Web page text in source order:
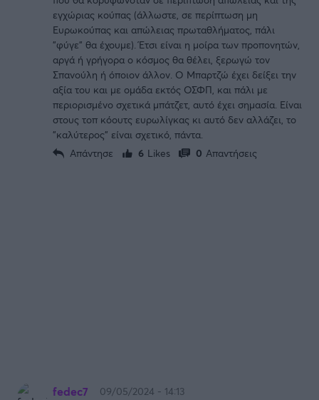
εγχώριας κούπας (άλλωστε, σε περίπτωση μη
Ευρωκούπας και απώλειας πρωταθλήματος, πάλι
"φύγε" θα έχουμε). Έτσι είναι η μοίρα των προπονητών,
αργά ή γρήγορα ο κόσμος θα θέλει, ξερωγώ τον
Σπανούλη ή όποιον άλλον. Ο Μπαρτζώ έχει δείξει την
αξία του και με ομάδα εκτός ΟΣΦΠ, και πάλι με
περιορισμένο σχετικά μπάτζετ, αυτό έχει σημασία. Είναι
στους τοπ κόουτς ευρωλίγκας κι αυτό δεν αλλάζει, το
"καλύτερος" είναι σχετικό, πάντα.
Απάντησε
6 Likes 0 Απαντήσεις
fedec7
09/05/2024 - 14:13